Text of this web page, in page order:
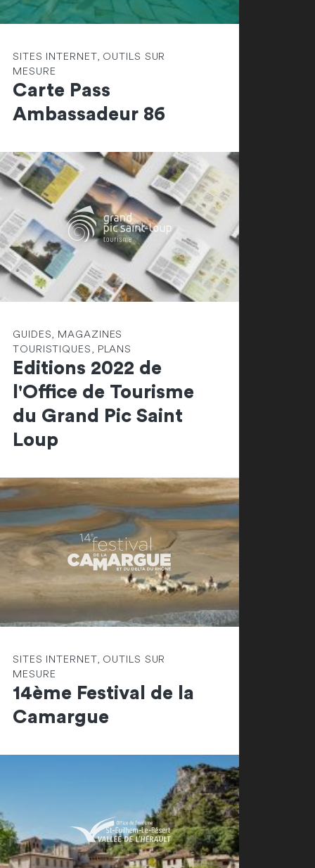
SITES INTERNET, OUTILS SUR
MESURE
Carte Pass
Ambassadeur 86
GUIDES, MAGAZINES
TOURISTIQUES, PLANS
Editions 2022 de
l'Office de Tourisme
du Grand Pic Saint
Loup
SITES INTERNET, OUTILS SUR
MESURE
14ème Festival de la
Camargue